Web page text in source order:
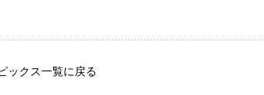
ックス一覧に戻る